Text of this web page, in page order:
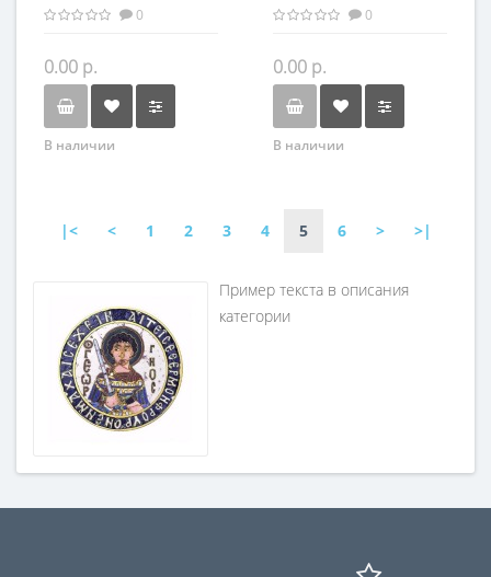
Радонежский серебро
0
0.00 р.
В наличии
Кривелли серебро 62.20 гр
0
0.00 р.
В наличии
|< < 1 2 3 4 5 6 > >|
Пример текста в описания
категории